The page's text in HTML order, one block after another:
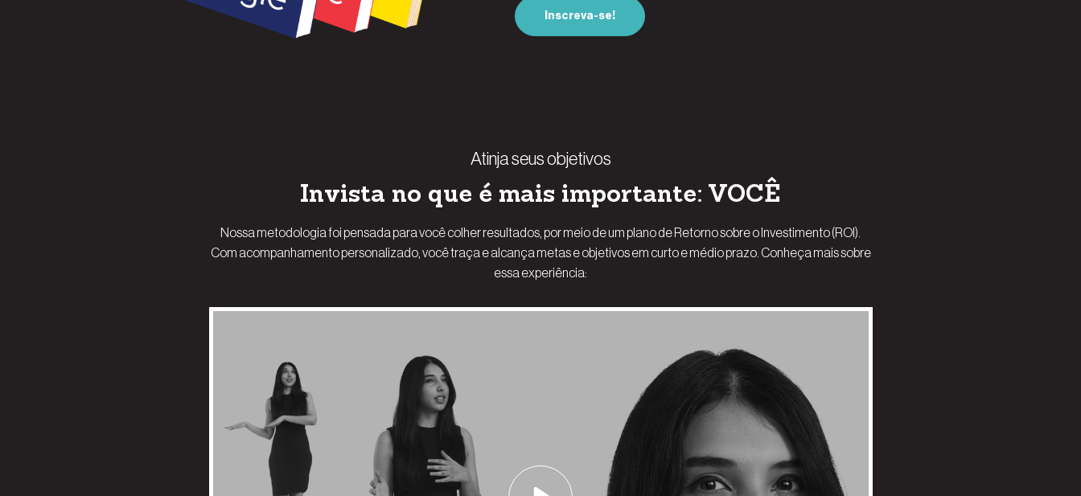
Inscreva-se!
Atinja seus objetivos
Invista no que é mais importante: VOCÊ
Nossa metodologia foi pensada para você colher resultados, por meio de um plano de Retorno sobre o Investimento (ROI).
Com acompanhamento personalizado, você traça e alcança metas e objetivos em curto e médio prazo. Conheça mais sobre
essa experiência: